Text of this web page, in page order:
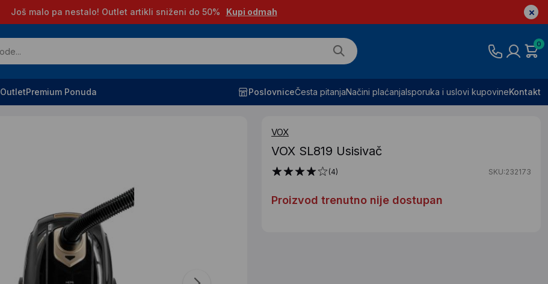
Još malo pa nestalo! Outlet artikli sniženi do 50% Kupi odmah
0
OutletPremium Ponuda PoslovniceČesta pitanjaNačini plaćanjaIsporuka i uslovi kupovineKontakt
VOX
VOX SL819 Usisivač
(4) SKU:232173
Proizvod trenutno nije dostupan